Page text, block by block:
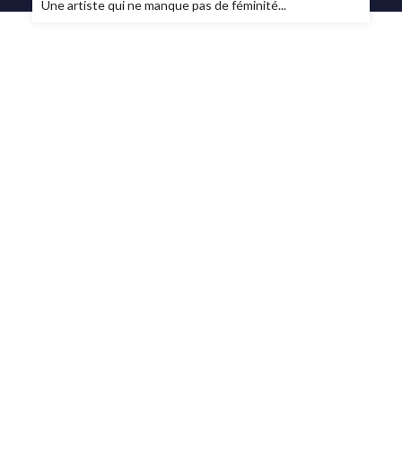
Une artiste qui ne manque pas de féminité...